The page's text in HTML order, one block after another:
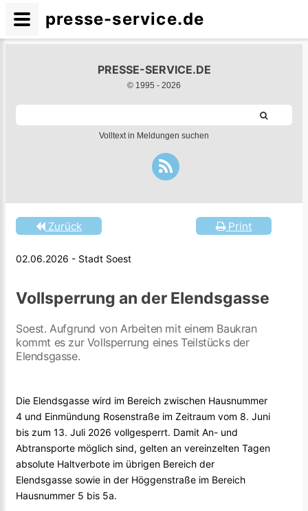
PRESSE-SERVICE.DE
© 1995 - 2026
Volltext in Meldungen suchen
Print
Zurück
02.06.2026 - Stadt Soest
Vollsperrung an der Elendsgasse
Soest. Aufgrund von Arbeiten mit einem Baukran
kommt es zur Vollsperrung eines Teilstücks der
Elendsgasse.
Die Elendsgasse wird im Bereich zwischen Hausnummer
4 und Einmündung Rosenstraße im Zeitraum vom 8. Juni
bis zum 13. Juli 2026 vollgesperrt. Damit An- und
Abtransporte möglich sind, gelten an vereinzelten Tagen
absolute Haltverbote im übrigen Bereich der
Elendsgasse sowie in der Höggenstraße im Bereich
Hausnummer 5 bis 5a.
presse-service.de